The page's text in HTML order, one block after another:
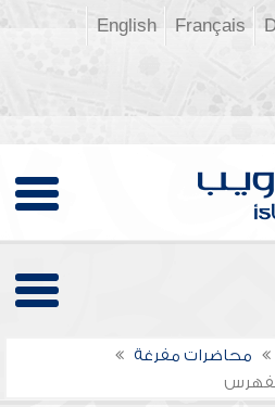
Français
English
محاضرات مفرغة